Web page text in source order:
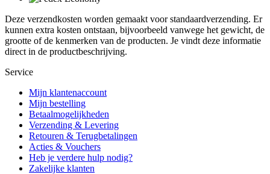
Deze verzendkosten worden gemaakt voor standaardverzending. Er
kunnen extra kosten ontstaan, bijvoorbeeld vanwege het gewicht, de
grootte of de kenmerken van de producten. Je vindt deze informatie
direct in de productbeschrijving.
Service
Mijn klantenaccount
Mijn bestelling
Betaalmogelijkheden
Verzending & Levering
Retouren & Terugbetalingen
Acties & Vouchers
Heb je verdere hulp nodig?
Zakelijke klanten